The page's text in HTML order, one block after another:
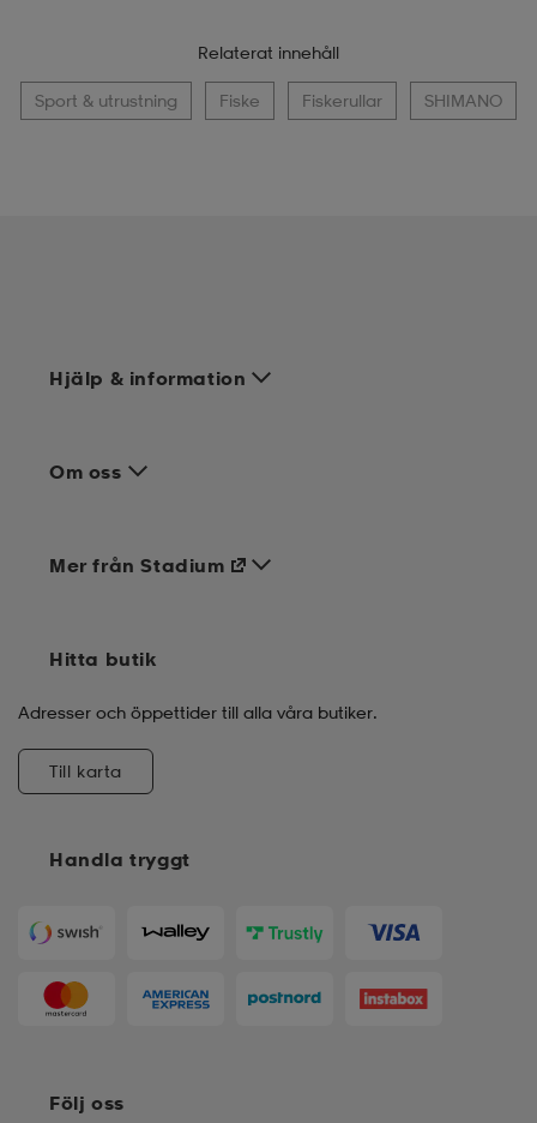
Relaterat innehåll
Sport & utrustning Fiske Fiskerullar SHIMANO
Hjälp & information
Om oss
Handla tryggt
Mer från Stadium
Hitta butik
Adresser och öppettider till alla våra butiker.
Till karta
Följ oss